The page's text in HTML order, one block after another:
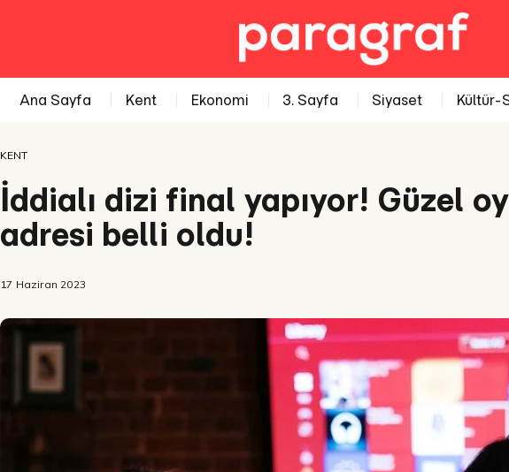
Ana Sayfa Kent Ekonomi 3. Sayfa Siyaset Kültür-
KENT
İddialı dizi final yapıyor! Güzel
adresi belli oldu!
17 Haziran 2023